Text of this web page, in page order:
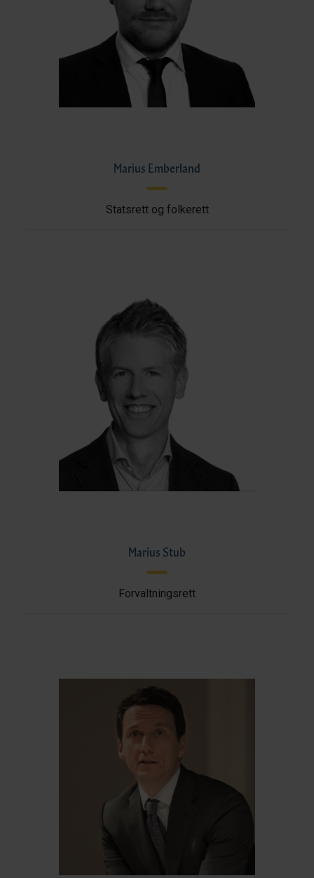
Marius Emberland
Statsrett og folkerett
Marius Stub
Forvaltningsrett